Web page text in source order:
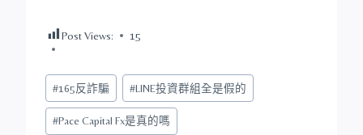
Post Views: 15
Post
Tags:
#165反詐騙 #LINE投資群組全是假的
#Pace Capital Fx是真的嗎